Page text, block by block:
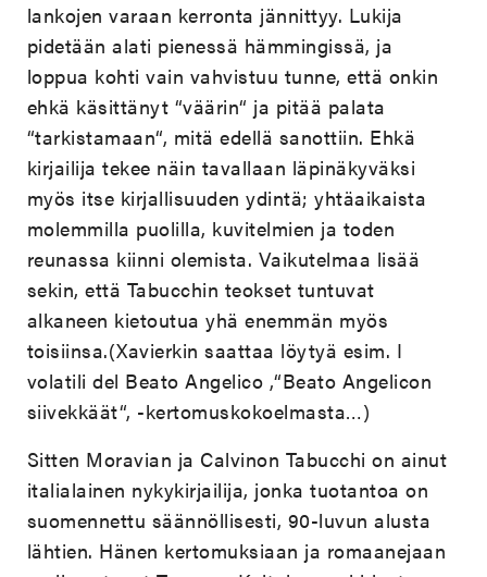
lankojen varaan kerronta jännittyy. Lukija
pidetään alati pienessä hämmingissä, ja
loppua kohti vain vahvistuu tunne, että onkin
ehkä käsittänyt “väärin“ ja pitää palata
“tarkistamaan“, mitä edellä sanottiin. Ehkä
kirjailija tekee näin tavallaan läpinäkyväksi
myös itse kirjallisuuden ydintä; yhtäaikaista
molemmilla puolilla, kuvitelmien ja toden
reunassa kiinni olemista. Vaikutelmaa lisää
sekin, että Tabucchin teokset tuntuvat
alkaneen kietoutua yhä enemmän myös
toisiinsa.(Xavierkin saattaa löytyä esim. I
volatili del Beato Angelico ,“Beato Angelicon
siivekkäät“, -kertomuskokoelmasta…)
Sitten Moravian ja Calvinon Tabucchi on ainut
italialainen nykykirjailija, jonka tuotantoa on
suomennettu säännöllisesti, 90-luvun alusta
lähtien. Hänen kertomuksiaan ja romaanejaan